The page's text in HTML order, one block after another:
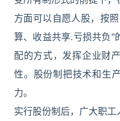
方面可以自愿人股，按
算、收益共享.亏损共负"
配的方式，发挥企业财
性。股份制把技术和生
力。
实行股份制后，广大职